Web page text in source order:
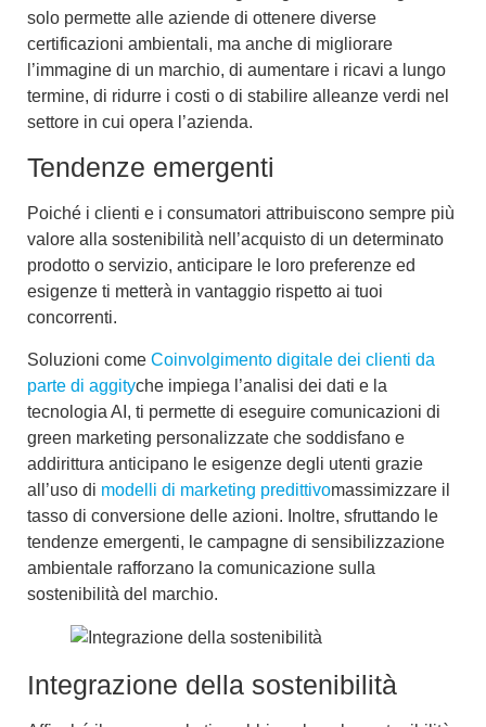
solo permette alle aziende di ottenere diverse
certificazioni ambientali, ma anche di migliorare
l’immagine di un marchio, di aumentare i ricavi a lungo
termine, di ridurre i costi o di stabilire alleanze verdi nel
settore in cui opera l’azienda.
Tendenze emergenti
Poiché i clienti e i consumatori attribuiscono sempre più
valore alla sostenibilità nell’acquisto di un determinato
prodotto o servizio, anticipare le loro preferenze ed
esigenze ti metterà in vantaggio rispetto ai tuoi
concorrenti.
Soluzioni come Coinvolgimento digitale dei clienti da
parte di aggityche impiega l’analisi dei dati e la
tecnologia AI, ti permette di eseguire comunicazioni di
green marketing personalizzate che soddisfano e
addirittura anticipano le esigenze degli utenti grazie
all’uso di modelli di marketing predittivomassimizzare il
tasso di conversione delle azioni. Inoltre, sfruttando le
tendenze emergenti, le campagne di sensibilizzazione
ambientale rafforzano la comunicazione sulla
sostenibilità del marchio.
Integrazione della sostenibilità